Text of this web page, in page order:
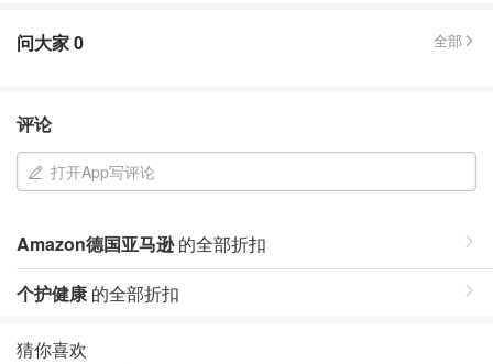
问大家0 全部
评论
打开App写评论
Amazon德国亚马逊的全部折扣
个护健康 的全部折扣
猜你喜欢